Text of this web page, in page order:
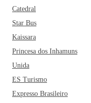
Catedral
Star Bus
Kaissara
Princesa dos Inhamuns
Unida
ES Turismo
Expresso Brasileiro